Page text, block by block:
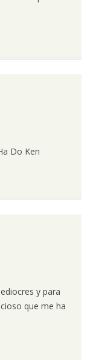
Do Ken
y para
que me ha